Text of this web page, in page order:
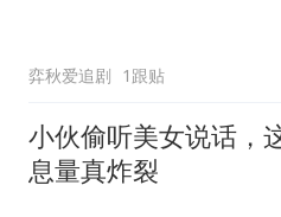
弈秋爱追剧 1跟贴
小伙偷听美女说话，
息量真炸裂